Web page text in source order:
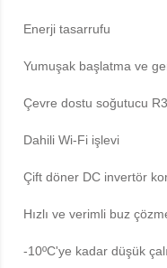
Enerji tasarrufu
Yumuşak başlatma ve
Çevre dostu soğutucu
Dahili Wi-Fi işlevi
Çift döner DC invertör
Hızlı ve verimli buz
-10ºC'ye kadar düşük